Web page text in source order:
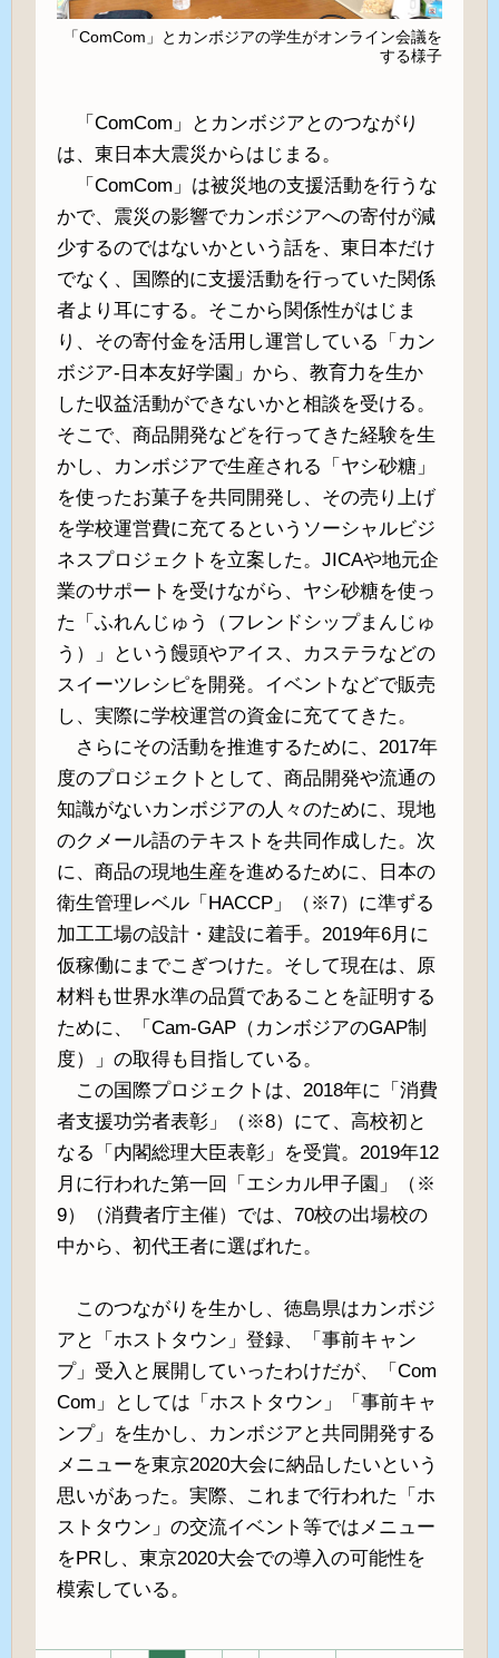
「ComCom」とカンボジアの学生がオンライン会議を
する様子
「ComCom」とカンボジアとのつながり
は、東日本大震災からはじまる。
「ComCom」は被災地の支援活動を行うな
かで、震災の影響でカンボジアへの寄付が減
少するのではないかという話を、東日本だけ
でなく、国際的に支援活動を行っていた関係
者より耳にする。そこから関係性がはじま
り、その寄付金を活用し運営している「カン
ボジア-日本友好学園」から、教育力を生か
した収益活動ができないかと相談を受ける。
そこで、商品開発などを行ってきた経験を生
かし、カンボジアで生産される「ヤシ砂糖」
を使ったお菓子を共同開発し、その売り上げ
を学校運営費に充てるというソーシャルビジ
ネスプロジェクトを立案した。JICAや地元企
業のサポートを受けながら、ヤシ砂糖を使っ
た「ふれんじゅう（フレンドシップまんじゅ
う）」という饅頭やアイス、カステラなどの
スイーツレシピを開発。イベントなどで販売
し、実際に学校運営の資金に充ててきた。
さらにその活動を推進するために、2017年
度のプロジェクトとして、商品開発や流通の
知識がないカンボジアの人々のために、現地
のクメール語のテキストを共同作成した。次
に、商品の現地生産を進めるために、日本の
衛生管理レベル「HACCP」（※7）に準ずる
加工工場の設計・建設に着手。2019年6月に
仮稼働にまでこぎつけた。そして現在は、原
材料も世界水準の品質であることを証明する
ために、「Cam-GAP（カンボジアのGAP制
度）」の取得も目指している。
この国際プロジェクトは、2018年に「消費
者支援功労者表彰」（※8）にて、高校初と
なる「内閣総理大臣表彰」を受賞。2019年12
月に行われた第一回「エシカル甲子園」（※
9）（消費者庁主催）では、70校の出場校の
中から、初代王者に選ばれた。
このつながりを生かし、徳島県はカンボジ
アと「ホストタウン」登録、「事前キャン
プ」受入と展開していったわけだが、「Com
Com」としては「ホストタウン」「事前キャ
ンプ」を生かし、カンボジアと共同開発する
メニューを東京2020大会に納品したいという
思いがあった。実際、これまで行われた「ホ
ストタウン」の交流イベント等ではメニュー
をPRし、東京2020大会での導入の可能性を
模索している。